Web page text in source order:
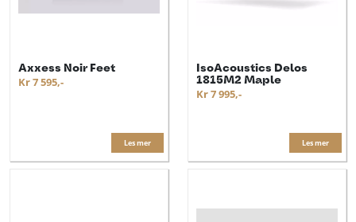
Axxess Noir Feet
Kr 7 595,-
Les mer
IsoAcoustics Delos
1815M2 Maple
Kr 7 995,-
Les mer